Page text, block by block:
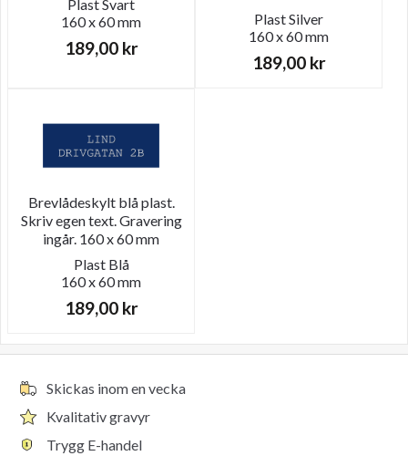
PlastSvart
160 x 60 mm
189,00 kr
PlastSilver
160 x 60 mm
189,00 kr
Brevlådeskylt blå plast.
Skriv egen text. Gravering
ingår. 160 x 60 mm
Plast Blå
160 x 60 mm
189,00 kr
Skickas inom en vecka
Kvalitativ gravyr
Trygg E-handel